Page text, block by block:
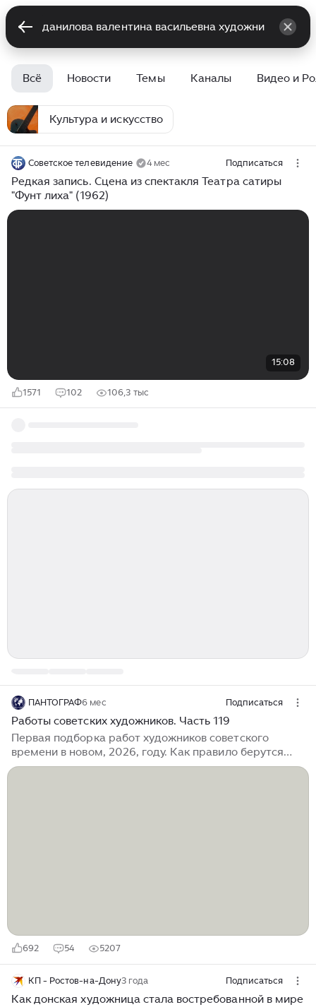
Всё Новости Темы Каналы Видео и
Культура и искусство
Советское телевидение 4 мес Подписаться
Редкая запись. Сцена из спектакля Театра сатиры
"Фунт лиха" (1962)
15:08
1571 102 106,3 тыс
ПАНТОГРАФ6 мес Подписаться
Работы советских художников. Часть 119
Первая подборка работ художников советского
времени в новом, 2026, году. Как правило берутся
работы, написанные в период 1918 - 1991 годов
692 54 5207
КП - Ростов-на-Дону3 года Подписаться
Как донская художница стала востребованной в мире